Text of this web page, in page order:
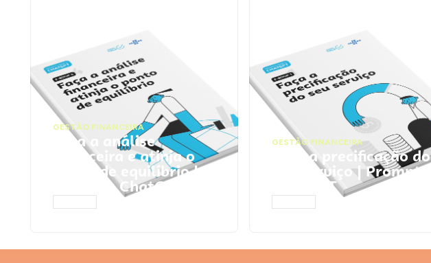
GESTÃO FINANCEIRA
Faça a análise
financeira e atinja o
ponto de equilíbrio |
Prompts ChatGPT
GESTÃO FINANCEIRA
Faça a precificação do
seu serviço | Prompts
ChatGPT